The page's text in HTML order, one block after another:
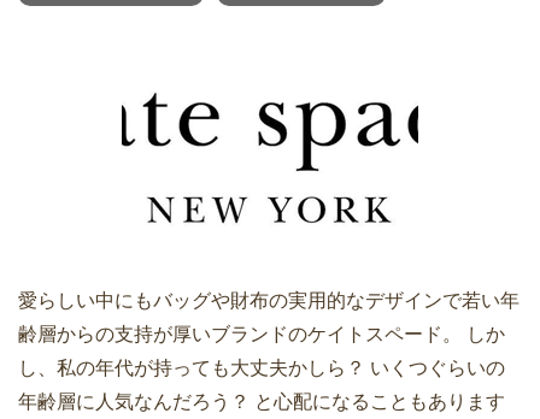
愛らしい中にもバッグや財布の実用的なデザインで若い年
齢層からの支持が厚いブランドのケイトスペード。 しか
し、私の年代が持っても大丈夫かしら？ いくつぐらいの
年齢層に人気なんだろう？ と心配になることもあります